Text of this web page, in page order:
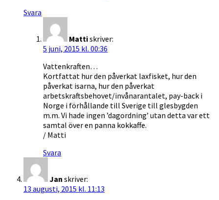
Svara
Mattiskriver:
5 juni, 2015 kl. 00:36
Vattenkraften…
Kortfattat hur den påverkat laxfisket, hur den
påverkat isarna, hur den påverkat
arbetskraftsbehovet/invånarantalet, pay-back i
Norge i förhållande till Sverige till glesbygden
m.m. Vi hade ingen ’dagordning’ utan detta var ett
samtal över en panna kokkaffe.
/ Matti
Svara
Jan skriver:
13 augusti, 2015 kl. 11:13